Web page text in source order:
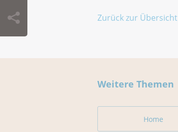
Zurück zur Übersicht
Weitere Themen
Home